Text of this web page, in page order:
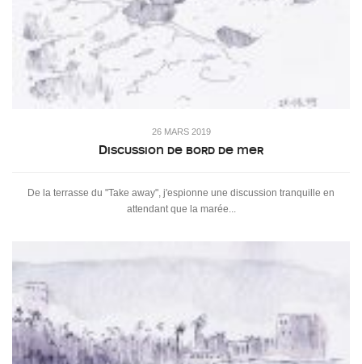
26 MARS 2019
Discussion de bord de mer
De la terrasse du "Take away", j'espionne une discussion tranquille en
attendant que la marée...